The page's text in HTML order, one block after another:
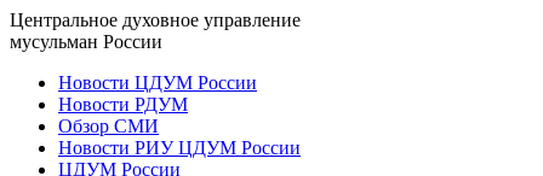
Центральное духовное управление
мусульман России
Новости ЦДУМ России
Новости РДУМ
Обзор СМИ
Новости РИУ ЦДУМ России
ЦДУМ России